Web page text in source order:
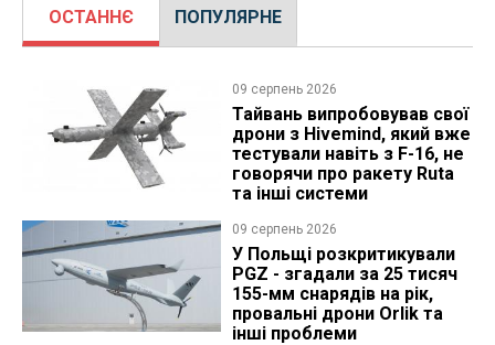
ОСТАННЄ ПОПУЛЯРНЕ
09 серпень 2026
Тайвань випробовував свої
дрони з Hivemind, який вже
тестували навіть з F-16, не
говорячи про ракету Ruta
та інші системи
09 серпень 2026
У Польщі розкритикували
PGZ - згадали за 25 тисяч
155-мм снарядів на рік,
провальні дрони Orlik та
інші проблеми